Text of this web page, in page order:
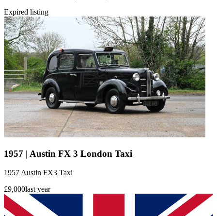
Expired listing
1957 | Austin FX 3 London Taxi
1957 Austin FX3 Taxi
£9,000last year